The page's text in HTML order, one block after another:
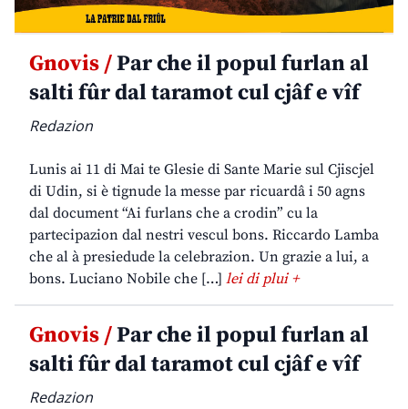
Gnovis /Par che il popul furlan al
salti fûr dal taramot cul cjâf e vîf
Redazion
Lunis ai 11 di Mai te Glesie di Sante Marie sul Cjiscjel
di Udin, si è tignude la messe par ricuardâ i 50 agns
dal document “Ai furlans che a crodin” cu la
partecipazion dal nestri vescul bons. Riccardo Lamba
che al à presiedude la celebrazion. Un grazie a lui, a
bons. Luciano Nobile che […] lei di plui +
Gnovis /Par che il popul furlan al
salti fûr dal taramot cul cjâf e vîf
Redazion